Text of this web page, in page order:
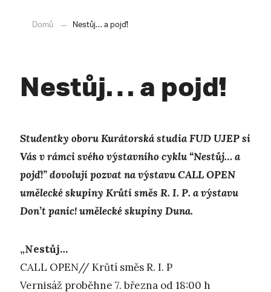
Domů Nestůj… a pojď!
Nestůj… a pojď!
Studentky oboru Kurátorská studia FUD UJEP si
Vás v rámci svého výstavního cyklu “Nestůj… a
pojď!” dovolují pozvat na výstavu CALL OPEN
umělecké skupiny Krůtí směs R. I. P. a výstavu
Don’t panic! umělecké skupiny Duna.
„Nestůj…
CALL OPEN// Krůtí směs R. I. P
Vernisáž proběhne 7. března od 18:00 h